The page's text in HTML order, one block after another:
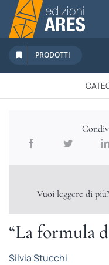
Salta
contenuto
Chi Siamo
Sostienici
Abbonamenti
Newsletter
Libri Ares
PRODOTTI
Vuoi leggere di più?
“La formula
Silvia Stucchi